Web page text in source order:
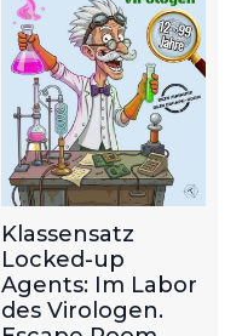
Klassensatz
Locked-up
Agents: Im Labor
des Virologen.